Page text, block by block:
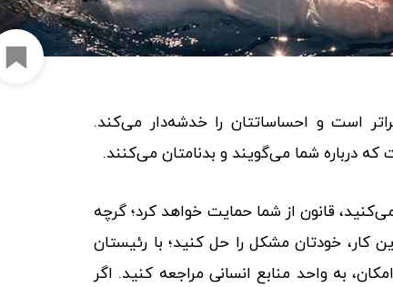
است و احساساتتان را خدشه‌دار می‌کند.
که درباره شما می‌گویند و بدنامتان می‌کنند.
قانون از شما حمایت خواهد کرد؛ گرچه
کار، خودتان مشکل را حل کنید؛ با رئیستان
به واحد منابع انسانی مراجعه کنید. اگر